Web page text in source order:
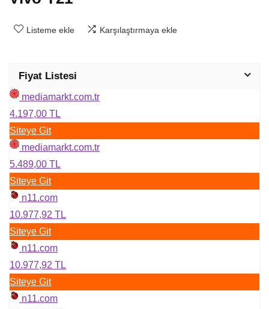
Listeme ekle Karşılaştırmaya ekle
Fiyat Listesi
mediamarkt.com.tr
4.197,00 TL
Siteye Git
mediamarkt.com.tr
5.489,00 TL
Siteye Git
n11.com
10.977,92 TL
Siteye Git
n11.com
10.977,92 TL
Siteye Git
n11.com